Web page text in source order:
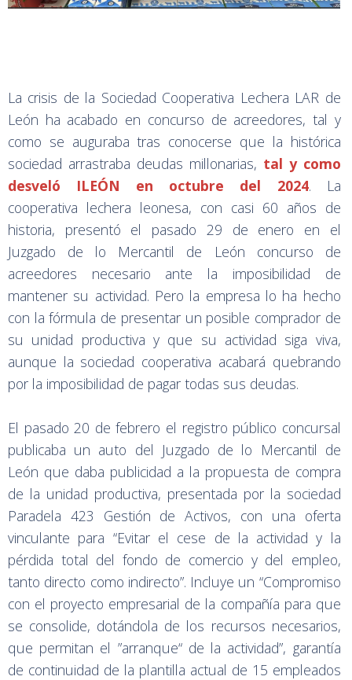
La crisis de la Sociedad Cooperativa Lechera LAR de
León ha acabado en concurso de acreedores, tal y
como se auguraba tras conocerse que la histórica
sociedad arrastraba deudas millonarias, tal y como
desveló ILEÓN en octubre del 2024. La
cooperativa lechera leonesa, con casi 60 años de
historia, presentó el pasado 29 de enero en el
Juzgado de lo Mercantil de León concurso de
acreedores necesario ante la imposibilidad de
mantener su actividad. Pero la empresa lo ha hecho
con la fórmula de presentar un posible comprador de
su unidad productiva y que su actividad siga viva,
aunque la sociedad cooperativa acabará quebrando
por la imposibilidad de pagar todas sus deudas.
El pasado 20 de febrero el registro público concursal
publicaba un auto del Juzgado de lo Mercantil de
León que daba publicidad a la propuesta de compra
de la unidad productiva, presentada por la sociedad
Paradela 423 Gestión de Activos, con una oferta
vinculante para “Evitar el cese de la actividad y la
pérdida total del fondo de comercio y del empleo,
tanto directo como indirecto”. Incluye un “Compromiso
con el proyecto empresarial de la compañía para que
se consolide, dotándola de los recursos necesarios,
que permitan el ”arranque“ de la actividad”, garantía
de continuidad de la plantilla actual de 15 empleados